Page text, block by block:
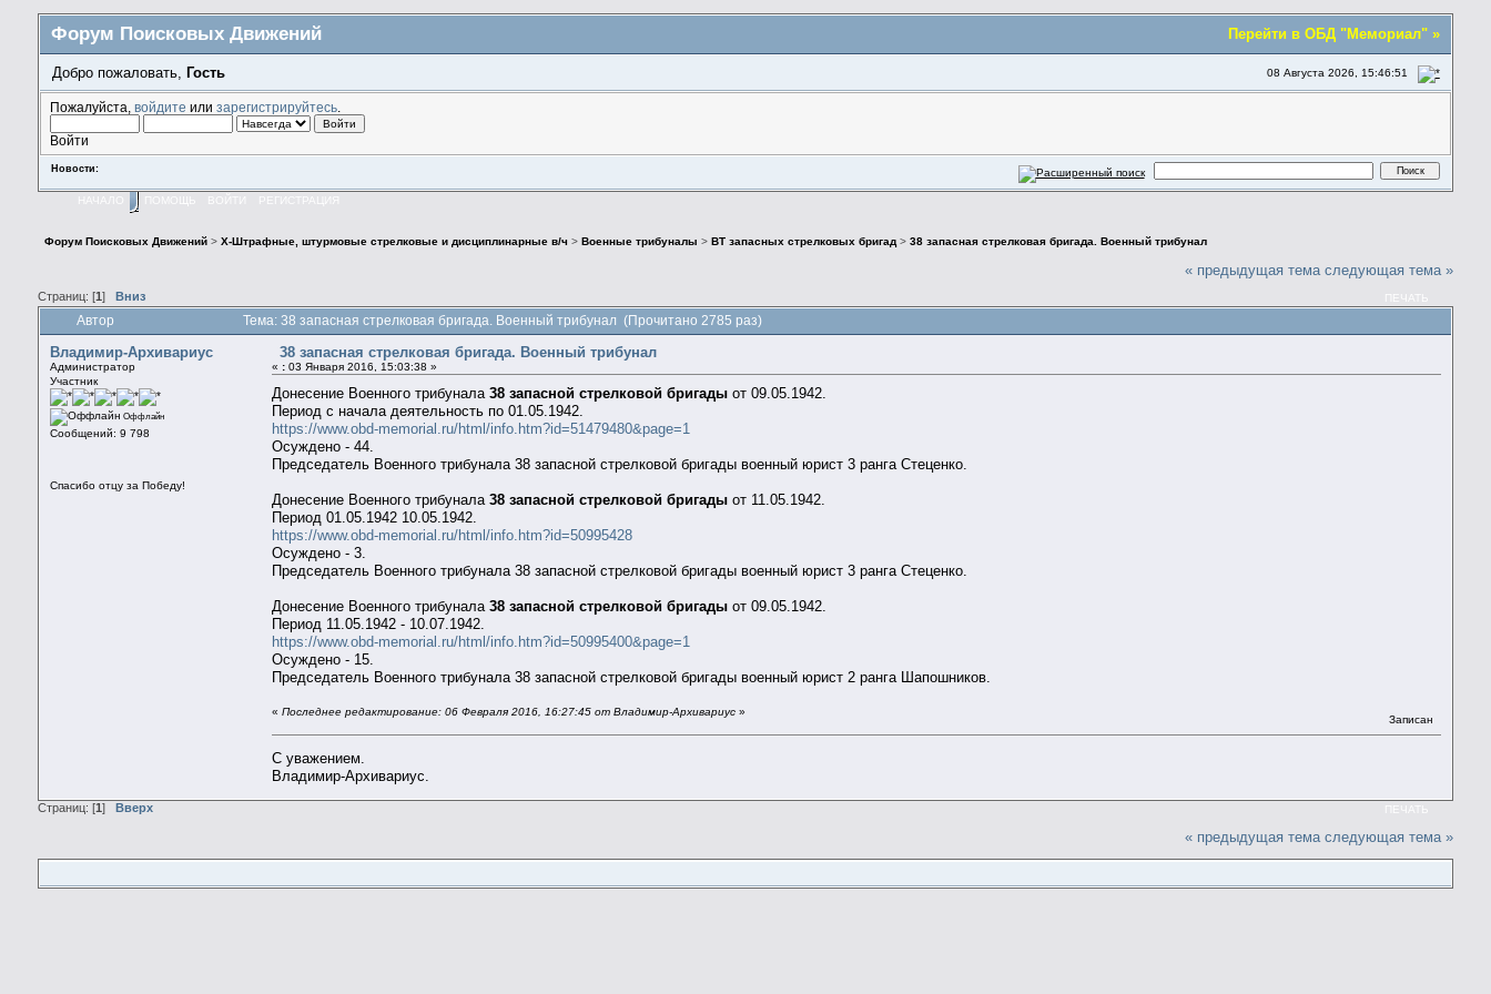
Перейти в ОБД "Мемориал" »
Форум Поисковых Движений
08 Августа 2026, 15:46:51
Добро пожаловать, Гость
Пожалуйста, войдите или зарегистрируйтесь.
Войти
Новости:
НАЧАЛО ПОМОЩЬ ВОЙТИ РЕГИСТРАЦИЯ
Форум Поисковых Движений >X-Штрафные, штурмовые стрелковые и дисциплинарные в/ч > Военные трибуналы > ВТ запасных стрелковых бригад>38 запасная стрелковая бригада. Военный трибунал
« предыдущая тема следующая тема »
Страниц: [1 ] Вниз ПЕЧАТЬ
Автор Тема: 38 запасная стрелковая бригада. Военный трибунал (Прочитано 2785 раз)
Владимир-Архивариус
Администратор
Участник
Оффлайн
Сообщений: 9 798
Спасибо отцу за Победу!
38 запасная стрелковая бригада. Военный трибунал
« : 03 Января 2016, 15:03:38 »
Донесение Военного трибунала38 запасной стрелковой бригады от 09.05.1942.
Период с начала деятельность по 01.05.1942.
https://www.obd-memorial.ru/html/info.htm?id=51479480&page=1
Осуждено - 44.
Председатель Военного трибунала 38 запасной стрелковой бригады военный юрист 3 ранга Стеценко.
Донесение Военного трибунала38 запасной стрелковой бригады от 11.05.1942.
Период 01.05.1942 10.05.1942.
https://www.obd-memorial.ru/html/info.htm?id=50995428
Осуждено - 3.
Председатель Военного трибунала 38 запасной стрелковой бригады военный юрист 3 ранга Стеценко.
Донесение Военного трибунала38 запасной стрелковой бригады от 09.05.1942.
Период 11.05.1942 - 10.07.1942.
https://www.obd-memorial.ru/html/info.htm?id=50995400&page=1
Осуждено - 15.
Председатель Военного трибунала 38 запасной стрелковой бригады военный юрист 2 ранга Шапошников.
«Последнее редактирование: 06 Февраля 2016, 16:27:45 от Владимир-Архивариус »
Записан
С уважением.
Владимир-Архивариус.
Страниц: [1 ] Вверх ПЕЧАТЬ
« предыдущая тема следующая тема »